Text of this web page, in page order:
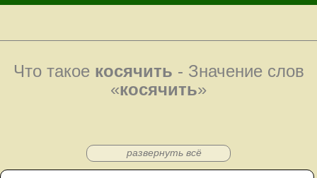
Что такое косячить - Значение слов
«косячить»
развернуть всё